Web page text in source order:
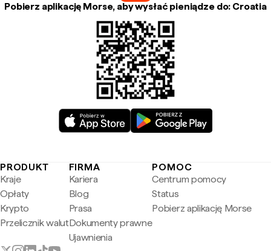
Pobierz aplikację Morse, aby wysłać pieniądze do: Croatia
PRODUKT
Kraje
Opłaty
Krypto
Przelicznik walut
FIRMA
Kariera
Blog
Prasa
Dokumenty prawne
Ujawnienia
POMOC
Centrum pomocy
Status
Pobierz aplikację Morse